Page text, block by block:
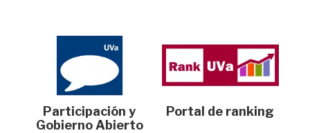
Participación y
Gobierno Abierto
Portal de ranking